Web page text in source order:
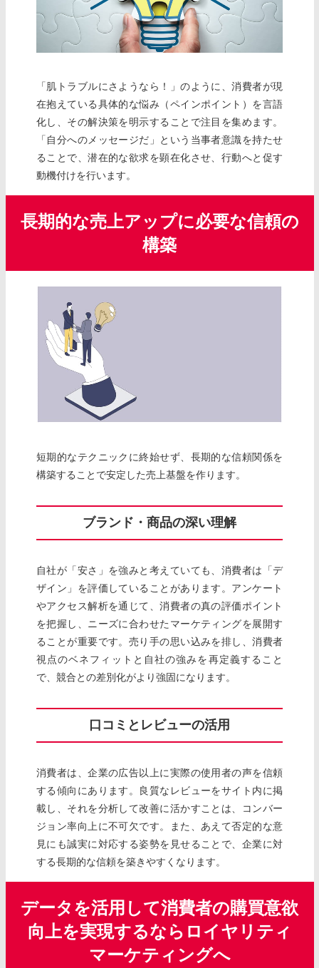
「肌トラブルにさようなら！」のように、消費者が現
在抱えている具体的な悩み（ペインポイント）を言語
化し、その解決策を明示することで注目を集めます。
「自分へのメッセージだ」という当事者意識を持たせ
ることで、潜在的な欲求を顕在化させ、行動へと促す
動機付けを行います。
長期的な売上アップに必要な信頼の
構築
短期的なテクニックに終始せず、長期的な信頼関係を
構築することで安定した売上基盤を作ります。
ブランド・商品の深い理解
自社が「安さ」を強みと考えていても、消費者は「デ
ザイン」を評価していることがあります。アンケート
やアクセス解析を通じて、消費者の真の評価ポイント
を把握し、ニーズに合わせたマーケティングを展開す
ることが重要です。売り手の思い込みを排し、消費者
視点のベネフィットと自社の強みを再定義すること
で、競合との差別化がより強固になります。
口コミとレビューの活用
消費者は、企業の広告以上に実際の使用者の声を信頼
する傾向にあります。良質なレビューをサイト内に掲
載し、それを分析して改善に活かすことは、コンバー
ジョン率向上に不可欠です。また、あえて否定的な意
見にも誠実に対応する姿勢を見せることで、企業に対
する長期的な信頼を築きやすくなります。
データを活用して消費者の購買意欲
向上を実現するならロイヤリティ
マーケティングへ